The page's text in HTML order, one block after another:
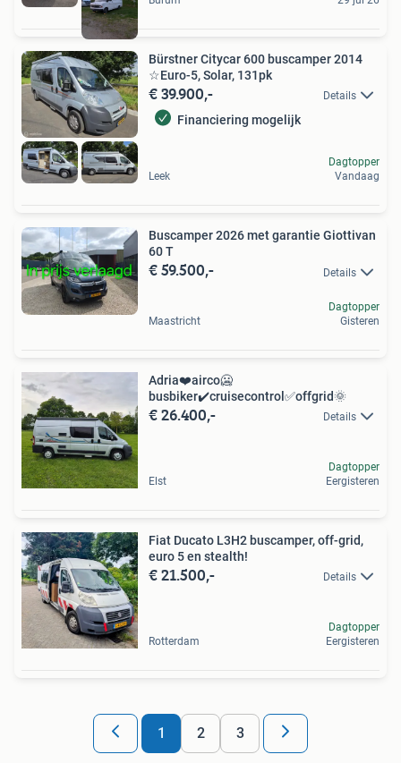
Bürstner Citycar 600 buscamper 2014
☆Euro-5, Solar, 131pk
€ 39.900,- Details
Financiering mogelijk
Leek
Dagtopper
Vandaag
Buscamper 2026 met garantie Giottivan
60 T
€ 59.500,- Details
Maastricht
Dagtopper
Gisteren
Adria❤️airco🥶
busbiker️️️✔️cruisecontrol️️️✅️offgrid🌞
€ 26.400,- Details
Elst
Dagtopper
Eergisteren
Fiat Ducato L3H2 buscamper, off-grid,
euro 5 en stealth!
€ 21.500,- Details
Rotterdam
Dagtopper
Eergisteren
1 2 3